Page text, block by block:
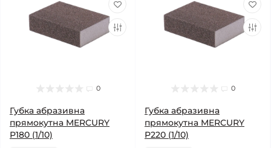
0
Губка абразивна
прямокутна MERCURY
Р180 (1/10)
0
Губка абразивна
прямокутна MERCURY
Р220 (1/10)